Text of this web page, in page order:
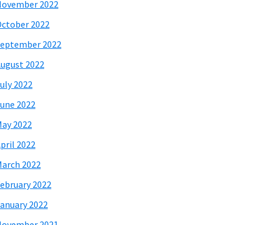
2022
2022
2022
2022
2022
2022
2022
2022
2022
2022
2022